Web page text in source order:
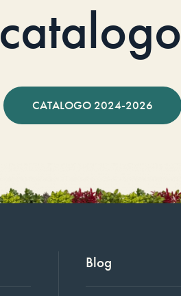
catalogo
CATALOGO 2024-2026
Blog